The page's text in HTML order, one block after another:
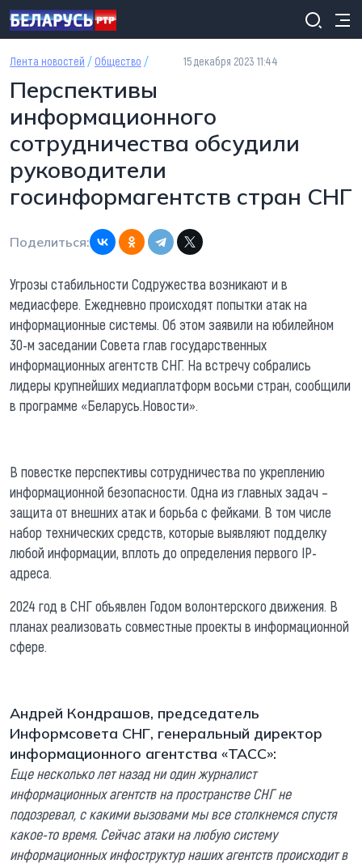
Перейти к основному содержанию
Лента новостей / Общество / 15 декабря 2023 11:44
Перспективы
информационного
сотрудничества обсудили
руководители
госинформагентств стран СНГ
Поделиться:
Угрозы стабильности Содружества возникают и в
медиасфере. Ежедневно происходят попытки атак на
информационные системы. Об этом заявили на юбилейном
30-м заседании Совета глав государственных
информационных агентств СНГ. На встречу собрались
лидеры крупнейших медиаплатформ восьми стран, сообщили
в программе «Беларусь.Новости».
В повестке перспективы сотрудничества по укреплению
информационной безопасности. Одна из главных задач –
защита от внешних атак и борьба с фейками. В том числе
набор технических средств, которые выявляют подделку
любой информации, вплоть до определения первого IP-
адреса.
2024 год в СНГ объявлен Годом волонтерского движения. В
планах реализовать совместные проекты в информационной
сфере.
Андрей Кондрашов, председатель
Информсовета СНГ, генеральный директор
информационного агентства «ТАСС»:
Еще несколько лет назад ни один журналист
информационных агентств на пространстве СНГ не
подозревал, с какими вызовами мы все столкнемся спустя
какое-то время. Сейчас атаки на любую систему
информационных инфоструктур наших агентств происходит в